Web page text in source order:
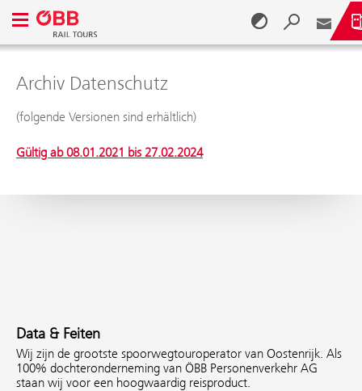
Naar inhoud gaan (Alt + 0)
Naar menu gaan (Alt + 1)
Navigatiemenu openen
Archiv Datenschutz
(folgende Versionen sind erhältlich)
Gültig ab 08.01.2021 bis 27.02.2024
Data & Feiten
Wij zijn de grootste spoorwegtouroperator van Oostenrijk. Als
100% dochteronderneming van ÖBB Personenverkehr AG
staan wij voor een hoogwaardig reisproduct.